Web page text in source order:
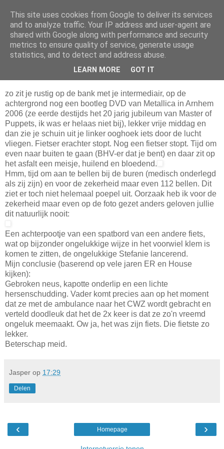
Da_Blog
You don't put a bumpersticker on a Bentley
donderdag, oktober 02, 2008
zo zit je rustig op de bank met je intermediair, op de
achtergrond nog een bootleg DVD van Metallica in Arnhem
2006 (ze eerde destijds het 20 jarig jubileum van Master of
Puppets, ik was er helaas niet bij), lekker vrije middag en
dan zie je schuin uit je linker ooghoek iets door de lucht
vliegen. Fietser erachter stopt. Nog een fietser stopt. Tijd om
even naar buiten te gaan (BHV-er dat je bent) en daar zit op
het asfalt een meisje, huilend en bloedend.
Hmm, tijd om aan te bellen bij de buren (medisch onderlegd
als zij zijn) en voor de zekerheid maar even 112 bellen. Dit
ziet er toch niet helemaal poepel uit. Oorzaak heb ik voor de
zekerheid maar even op de foto gezet anders geloven jullie
dit natuurlijk nooit:
Een achterpootje van een spatbord van een andere fiets,
wat op bijzonder ongelukkige wijze in het voorwiel klem is
komen te zitten, de ongelukkige Stefanie lancerend.
Mijn conclusie (baserend op vele jaren ER en House
kijken):
Gebroken neus, kapotte onderlip en een lichte
hersenschudding. Vader komt precies aan op het moment
dat ze met de ambulance naar het CWZ wordt gebracht en
verteld doodleuk dat het de 2x keer is dat ze zo'n vreemd
ongeluk meemaakt. Ow ja, het was zijn fiets. Die fietste zo
lekker.
Beterschap meid.
Jasper op 17:29
Delen
‹ ›
Homepage
This site uses cookies from Google to deliver its services
and to analyze traffic. Your IP address and user-agent are
shared with Google along with performance and security
metrics to ensure quality of service, generate usage
statistics, and to detect and address abuse.
LEARN MORE GOT IT